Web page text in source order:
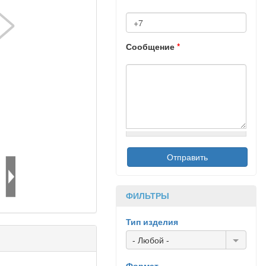
Сообщение*
ФИЛЬТРЫ
Тип изделия
- Любой -